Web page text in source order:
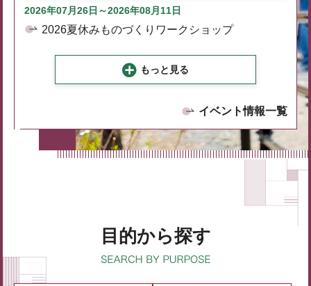
2026年07月26日～2026年08月11日
2026夏休みものづくりワークショップ
もっと見る
イベント情報一覧
目的から探す